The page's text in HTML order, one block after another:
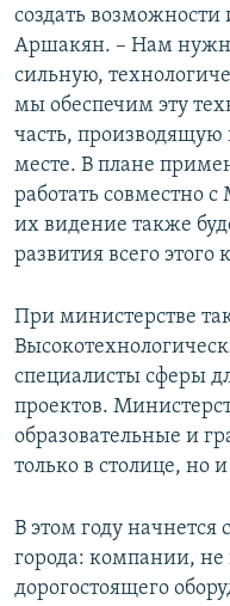
создать возможности
Аршакян. – Нам
сильную,
мы обеспечим эту
часть,
месте. В плане
работать совместно
их видение также
развития всего этого
При министерстве
специалисты сферы
проектов.
образовательные и
только в столице, но
В этом году начнется
города: компании,
дорогостоящего